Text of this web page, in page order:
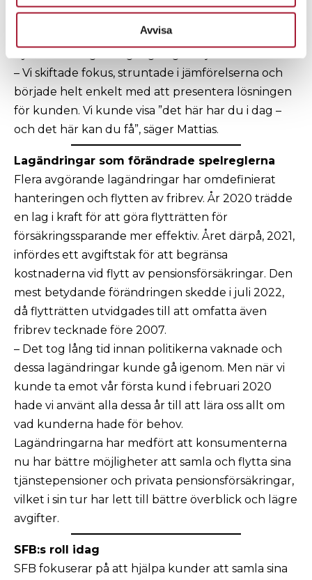
Avvisa
tillstånd från Finansinspektionen att bedriva
försäkringsverksamhet inom fondförsäkringar. Ett
– Vi skiftade fokus, struntade i jämförelserna och
började helt enkelt med att presentera lösningen
för kunden. Vi kunde visa ”det här har du i dag –
och det här kan du få”, säger Mattias.
Lagändringar som förändrade spelreglerna
Flera avgörande lagändringar har omdefinierat
hanteringen och flytten av fribrev. År 2020 trädde
en lag i kraft för att göra flytträtten för
försäkringssparande mer effektiv. Året därpå, 2021,
infördes ett avgiftstak för att begränsa
kostnaderna vid flytt av pensionsförsäkringar. Den
mest betydande förändringen skedde i juli 2022,
då flytträtten utvidgades till att omfatta även
fribrev tecknade före 2007.
– Det tog lång tid innan politikerna vaknade och
dessa lagändringar kunde gå igenom. Men när vi
kunde ta emot vår första kund i februari 2020
hade vi använt alla dessa år till att lära oss allt om
vad kunderna hade för behov.
Lagändringarna har medfört att konsumenterna
nu har bättre möjligheter att samla och flytta sina
tjänstepensioner och privata pensionsförsäkringar,
vilket i sin tur har lett till bättre överblick och lägre
avgifter.
SFB:s roll idag
SFB fokuserar på att hjälpa kunder att samla sina